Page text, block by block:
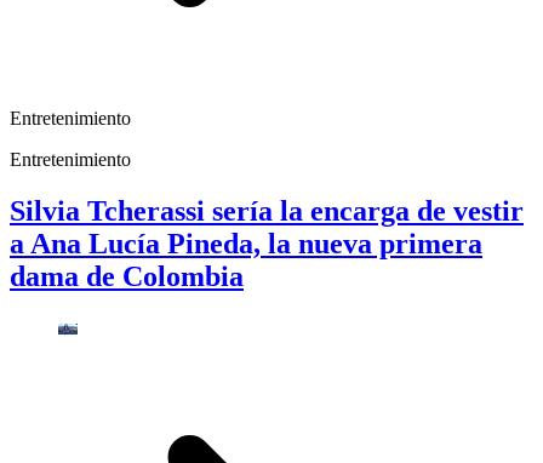
Entretenimiento
Entretenimiento
Silvia Tcherassi sería la encarga de vestir
a Ana Lucía Pineda, la nueva primera
dama de Colombia